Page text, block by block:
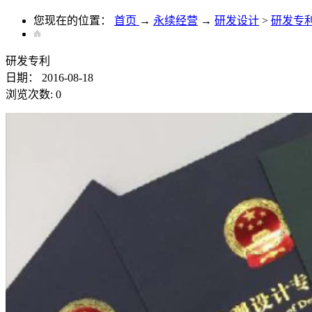
您现在的位置： 首页 → 永续经营 → 研发设计 > 研发专
研发专利
日期：
2016-08-18
浏览次数: 0